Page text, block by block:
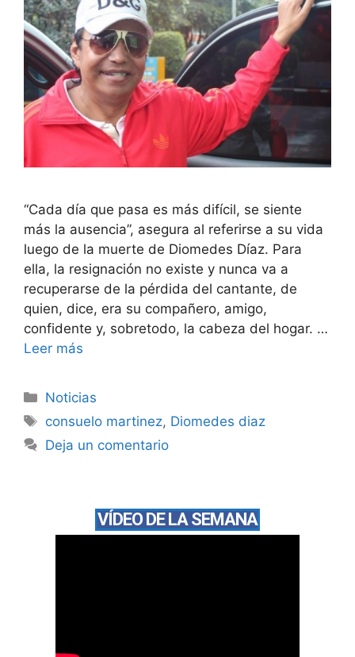
“Cada día que pasa es más difícil, se siente
más la ausencia”, asegura al referirse a su vida
luego de la muerte de Diomedes Díaz. Para
ella, la resignación no existe y nunca va a
recuperarse de la pérdida del cantante, de
quien, dice, era su compañero, amigo,
confidente y, sobretodo, la cabeza del hogar. …
Leer más
Noticias
consuelo martinez, Diomedes diaz
Deja un comentario
VÍDEO DE LA SEMANA